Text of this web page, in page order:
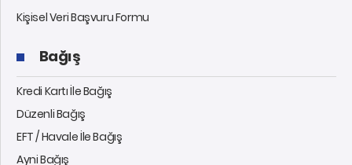
Kişisel Veri Başvuru Formu
Bağış
Kredi Kartı İle Bağış
Düzenli Bağış
EFT / Havale İle Bağış
Ayni Bağış